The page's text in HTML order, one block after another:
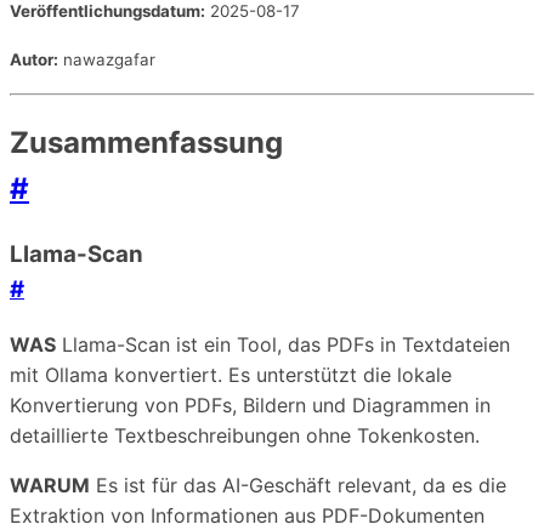
Veröffentlichungsdatum: 2025-08-17
Autor: nawazgafar
Zusammenfassung
#
Llama-Scan
#
WAS Llama-Scan ist ein Tool, das PDFs in Textdateien
mit Ollama konvertiert. Es unterstützt die lokale
Konvertierung von PDFs, Bildern und Diagrammen in
detaillierte Textbeschreibungen ohne Tokenkosten.
WARUM Es ist für das AI-Geschäft relevant, da es die
Extraktion von Informationen aus PDF-Dokumenten